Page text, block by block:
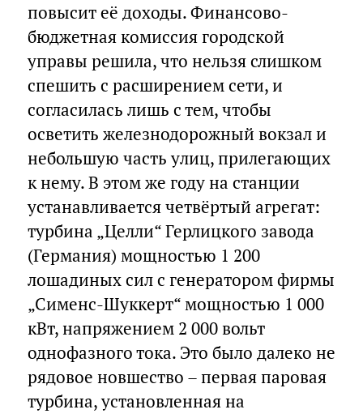
повысит её доходы. Финансово-
бюджетная комиссия городской
управы решила, что нельзя слишком
спешить с расширением сети, и
согласилась лишь с тем, чтобы
осветить железнодорожный вокзал и
небольшую часть улиц, прилегающих
к нему. В этом же году на станции
устанавливается четвёртый агрегат:
турбина „Целли“ Герлицкого завода
(Германия) мощностью 1 200
лошадиных сил с генератором фирмы
„Сименс-Шуккерт“ мощностью 1 000
кВт, напряжением 2 000 вольт
однофазного тока. Это было далеко не
рядовое новшество – первая паровая
турбина, установленная на